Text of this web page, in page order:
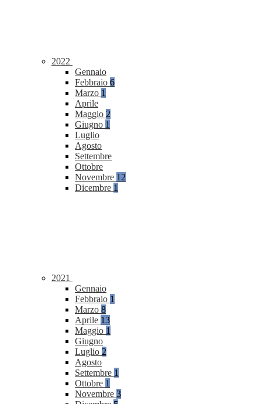
2022
Gennaio
Febbraio 6
Marzo 1
Aprile
Maggio 2
Giugno 1
Luglio
Agosto
Settembre
Ottobre
Novembre 12
Dicembre 1
2021
Gennaio
Febbraio 1
Marzo 8
Aprile 13
Maggio 1
Giugno
Luglio 2
Agosto
Settembre 1
Ottobre 1
Novembre 3